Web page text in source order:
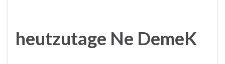
heutzutage Ne DemeK